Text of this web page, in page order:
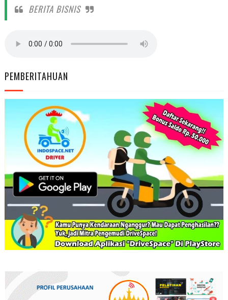
BERITA BISNIS
PEMBERITAHUAN